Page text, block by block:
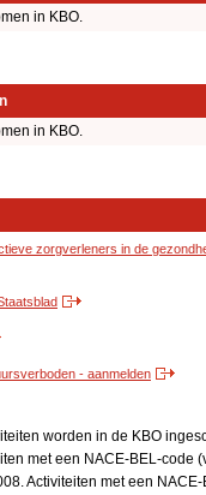
in KBO.
in KBO.
zorgverleners in de
- aanmelden
worden in de KBO
met een NACE-BEL-code
Activiteiten met een